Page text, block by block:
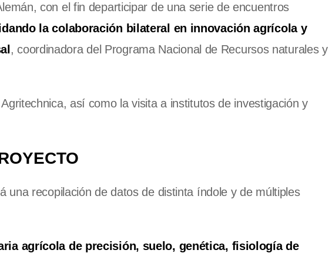
con el fin departicipar de una serie de encuentros
la colaboración bilateral en innovación agrícola y
, coordinadora del Programa Nacional de Recursos naturales y
así como la visita a institutos de investigación y
una recopilación de datos de distinta índole y de múltiples
agrícola de precisión, suelo, genética, fisiología de